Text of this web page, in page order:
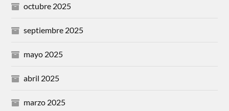
octubre 2025
septiembre 2025
mayo 2025
abril 2025
marzo 2025